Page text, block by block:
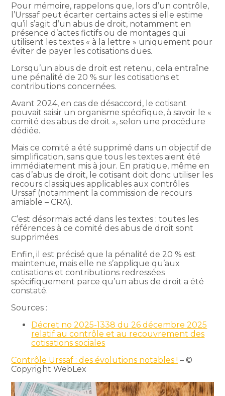
Pour mémoire, rappelons que, lors d’un contrôle,
l’Urssaf peut écarter certains actes si elle estime
qu’il s’agit d’un abus de droit, notamment en
présence d’actes fictifs ou de montages qui
utilisent les textes « à la lettre » uniquement pour
éviter de payer les cotisations dues.
Lorsqu’un abus de droit est retenu, cela entraîne
une pénalité de 20 % sur les cotisations et
contributions concernées.
Avant 2024, en cas de désaccord, le cotisant
pouvait saisir un organisme spécifique, à savoir le «
comité des abus de droit », selon une procédure
dédiée.
Mais ce comité a été supprimé dans un objectif de
simplification, sans que tous les textes aient été
immédiatement mis à jour. En pratique, même en
cas d’abus de droit, le cotisant doit donc utiliser les
recours classiques applicables aux contrôles
Urssaf (notamment la commission de recours
amiable – CRA).
C’est désormais acté dans les textes : toutes les
références à ce comité des abus de droit sont
supprimées.
Enfin, il est précisé que la pénalité de 20 % est
maintenue, mais elle ne s’applique qu’aux
cotisations et contributions redressées
spécifiquement parce qu’un abus de droit a été
constaté.
Sources :
Décret no 2025-1338 du 26 décembre 2025
relatif au contrôle et au recouvrement des
cotisations sociales
Contrôle Urssaf : des évolutions notables ! – ©
Copyright WebLex